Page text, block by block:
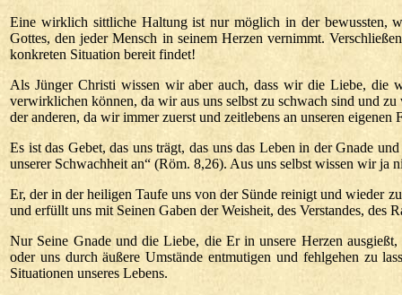
Eine wirklich sittliche Haltung ist nur möglich in der bewussten,
Gottes, den jeder Mensch in seinem Herzen vernimmt.
konkreten Situation bereit findet!
Als Jünger Christi wissen wir aber auch, dass wir die Liebe, die
verwirklichen können, da wir aus uns selbst zu schwach sind und
der anderen, da wir immer zuerst und zeitlebens an unseren eigenen
Es ist das Gebet, das uns trägt, das uns das Leben in der Gnade
unserer Schwachheit an“ (Röm. 8,26). Aus uns selbst wissen wir
Er, der in der heiligen Taufe uns von der Sünde reinigt und wieder
und erfüllt uns mit Seinen Gaben der Weisheit, des Verstandes, des
Nur Seine Gnade und die Liebe, die Er in unsere Herzen
oder uns durch äußere Umstände entmutigen und fehlgehen zu
Situationen unseres Lebens.